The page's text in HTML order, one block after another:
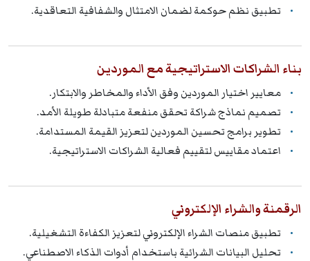
تطبيق نظم حوكمة لضمان الامتثال والشفافية التعاقدية.
بناء الشراكات الاستراتيجية مع الموردين
معايير اختيار الموردين وفق الأداء والمخاطر والابتكار.
تصميم نماذج شراكة تحقق منفعة متبادلة طويلة الأمد.
تطوير برامج تحسين الموردين لتعزيز القيمة المستدامة.
اعتماد مقاييس لتقييم فعالية الشراكات الاستراتيجية.
الرقمنة والشراء الإلكتروني
تطبيق منصات الشراء الإلكتروني لتعزيز الكفاءة التشغيلية.
تحليل البيانات الشرائية باستخدام أدوات الذكاء الاصطناعي.